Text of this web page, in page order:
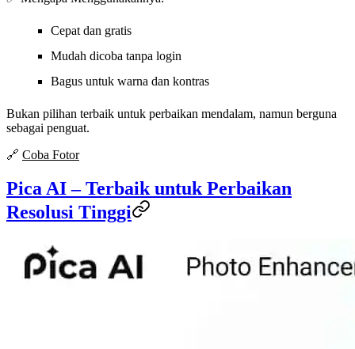
Cepat dan gratis
Mudah dicoba tanpa login
Bagus untuk warna dan kontras
Bukan pilihan terbaik untuk perbaikan mendalam, namun berguna
sebagai penguat.
🔗 Coba Fotor
Pica AI – Terbaik untuk Perbaikan
Resolusi Tinggi